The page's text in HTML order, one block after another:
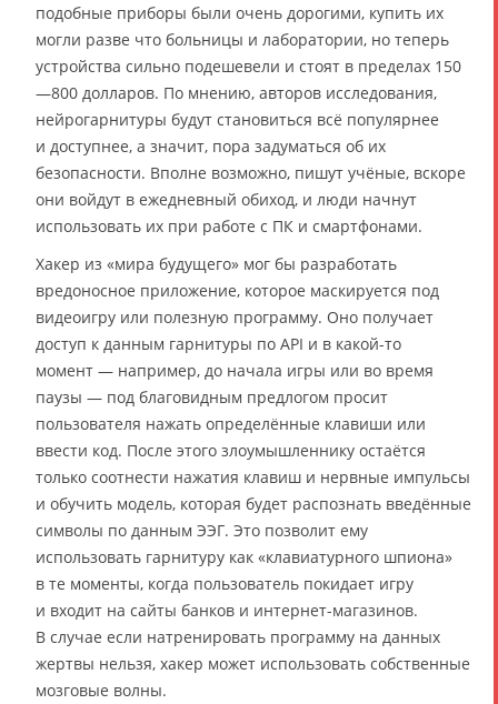
подобные приборы были очень дорогими, купить их
могли разве что больницы и лаборатории, но теперь
устройства сильно подешевели и стоят в пределах 150
—800 долларов. По мнению, авторов исследования,
нейрогарнитуры будут становиться всё популярнее
и доступнее, а значит, пора задуматься об их
безопасности. Вполне возможно, пишут учёные, вскоре
они войдут в ежедневный обиход, и люди начнут
использовать их при работе с ПК и смартфонами.
Хакер из «мира будущего» мог бы разработать
вредоносное приложение, которое маскируется под
видеоигру или полезную программу. Оно получает
доступ к данным гарнитуры по API и в какой-то
момент — например, до начала игры или во время
паузы — под благовидным предлогом просит
пользователя нажать определённые клавиши или
ввести код. После этого злоумышленнику остаётся
только соотнести нажатия клавиш и нервные импульсы
и обучить модель, которая будет распознать введённые
символы по данным ЭЭГ. Это позволит ему
использовать гарнитуру как «клавиатурного шпиона»
в те моменты, когда пользователь покидает игру
и входит на сайты банков и интернет-магазинов.
В случае если натренировать программу на данных
жертвы нельзя, хакер может использовать собственные
мозговые волны.